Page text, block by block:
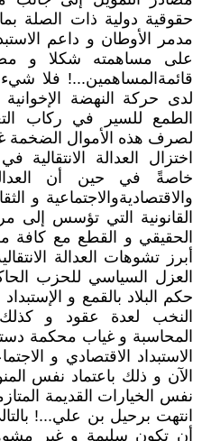
حقوقية دولية ذات الصلة
مدمر الأوطان و داعم
على مساهمته شكلا و
قائمةالمساهمين...! فلا
لدى حركة النهضة
الطمع للسير في ركاب
لصرف هذه الأموال الضخمة
اختزال العدالة الانتقالية
خاصةً في حين أن
والاقتصاديةوالاجتماعية و
القانونية التي تؤسس إلى
الحقيقي و القطع مع كافة
أبرز تشوهات العدالة
العزل السياسي للحزب
حكم البلاد بالقمع و
النخب لعدة عقود و
المحاسبة و غياب محكمة
الاستبداد الاقتصادي و
الآن و ذلك باعتماد نفس
نفس الخيارات القديمة
انتهت برحيل بن علي...!
أن تكون سليمة و غير